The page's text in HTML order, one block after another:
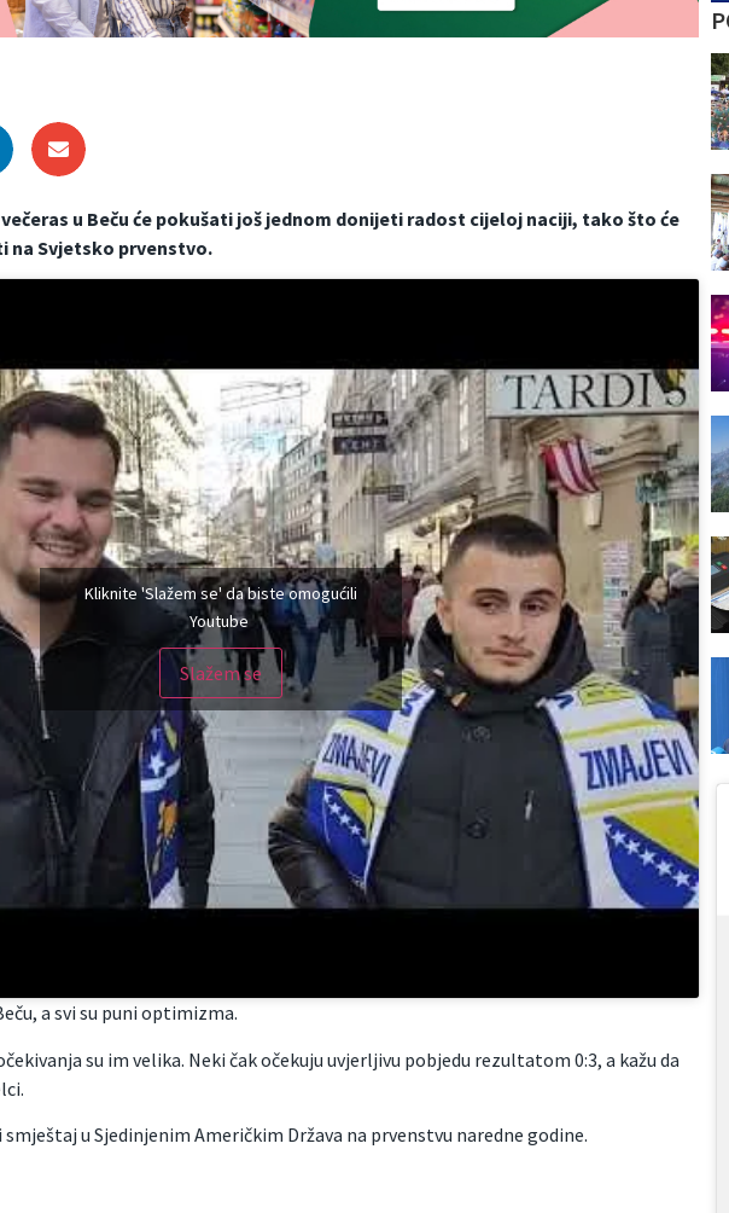
u Beču će pokušati još jednom donijeti radost cijeloj naciji, tako što će
na Svjetsko prvenstvo.
Kliknite 'Slažem se' da biste omogućili
Youtube
Slažem se
a svi su puni optimizma.
su im velika. Neki čak očekuju uvjerljivu pobjedu rezultatom 0:3, a kažu da
smještaj u Sjedinjenim Američkim Država na prvenstvu naredne godine.